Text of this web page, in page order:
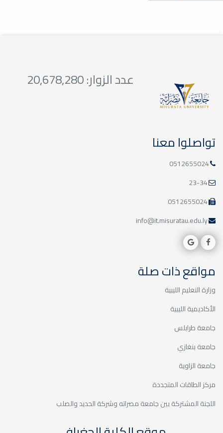
عدد الزوار: 20,678,280
تواصلوا معنا
0512655024
23-34
0512655024
info@it.misuratau.edu.ly
مواقع ذات صلة
وزارة التعليم الليبية
الأكاديمية الليبية
جامعة طرابلس
جامعة بنغازي
جامعة الزاوية
مركز الطاقات المتجددة
اللجنة المشتركة بين جامعة مصراته وشركة الحديد والصلب